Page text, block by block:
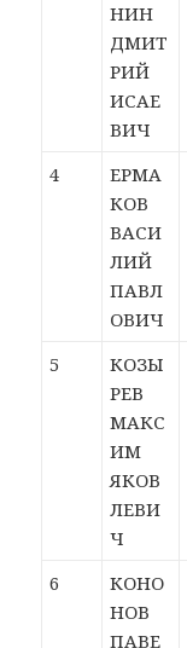
НИН
ДМИТ
РИЙ
ИСАЕ
ВИЧ
4
ЕРМА
КОВ
ВАСИ
ЛИЙ
ПАВЛ
ОВИЧ
5
КОЗЫ
РЕВ
МАКС
ИМ
ЯКОВ
ЛЕВИ
Ч
6
КОНО
НОВ
ПАВЕ